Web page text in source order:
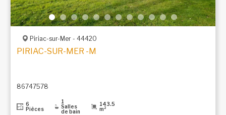
Piriac-sur-Mer - 44420
PIRIAC-SUR-MER -MAISON ANCIENNE À RÉNOVER À
86747578
6
Pièces
1
Salles
de bain
143.5
m²